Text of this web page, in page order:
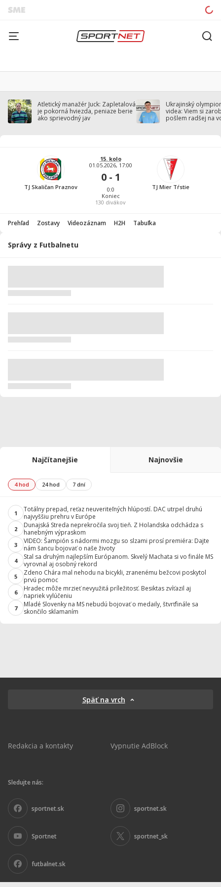
Atletický manažér Juck: Zapletalová
je pokorná hviezda, peniaze berie
ako sprievodný jav
Ukrajinský
videa: Viem si
pošlem radšej na
TJ Skaličan Praznov
15. kolo
01.05.2026, 17:00
0 - 1
0:0
Koniec
130 divákov
TJ Mier Tŕstie
Prehľad Zostavy Videozáznam H2H Tabuľka
Správy z Futbalnetu
Najčítanejšie Najnovšie
4 hod 24 hod 7 dní
1
Totálny prepad, reťaz neuveriteľných hlúpostí. DAC utrpel druhú
najvyššiu prehru v Európe
2
Dunajská Streda neprekročila svoj tieň. Z Holandska odchádza s
hanebným výpraskom
3
VIDEO: Šampión s nádormi mozgu so slzami prosí premiéra: Dajte
nám šancu bojovať o naše životy
4
Stal sa druhým najlepším Európanom. Skvelý Machata si vo finále MS
vyrovnal aj osobný rekord
5
Zdeno Chára mal nehodu na bicykli, zranenému bežcovi poskytol
prvú pomoc
6
Hradec môže mrzieť nevyužitá príležitosť. Besiktas zvíťazil aj
napriek vylúčeniu
7
Mladé Slovenky na MS nebudú bojovať o medaily, štvrťfinále sa
skončilo sklamaním
Späť na vrch
Redakcia a kontakty Vypnutie AdBlock
Sledujte nás:
sportnet.sk sportnet.sk
Sportnet sportnet_sk
futbalnet.sk